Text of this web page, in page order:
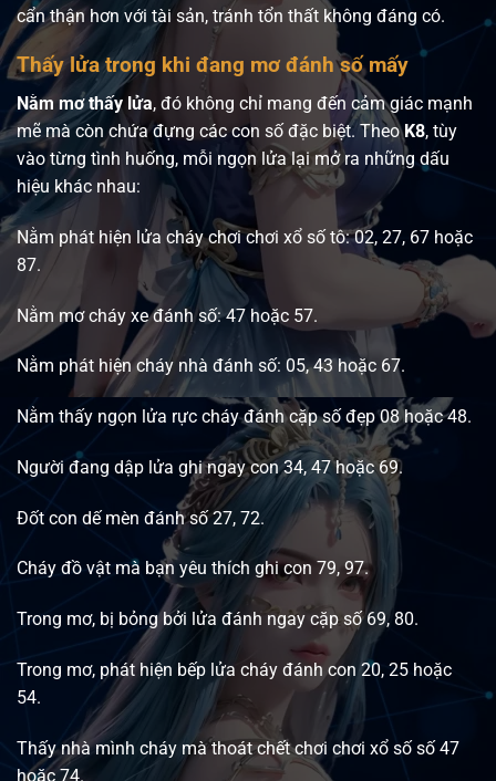
cẩn thận hơn với tài sản, tránh tổn thất không đáng có.
Thấy lửa trong khi đang mơ đánh số mấy
Nằm mơ thấy lửa, đó không chỉ mang đến cảm giác mạnh
mẽ mà còn chứa đựng các con số đặc biệt. TheoK8, tùy
vào từng tình huống, mỗi ngọn lửa lại mở ra những dấu
hiệu khác nhau:
Nằm phát hiện lửa cháy chơi chơi xổ số tô: 02, 27, 67 hoặc
87.
Nằm mơ cháy xe đánh số: 47 hoặc 57.
Nằm phát hiện cháy nhà đánh số: 05, 43 hoặc 67.
Nằm thấy ngọn lửa rực cháy đánh cặp số đẹp 08 hoặc 48.
Người đang dập lửa ghi ngay con 34, 47 hoặc 69.
Đốt con dế mèn đánh số 27, 72.
Cháy đồ vật mà bạn yêu thích ghi con 79, 97.
Trong mơ, bị bỏng bởi lửa đánh ngay cặp số 69, 80.
Trong mơ, phát hiện bếp lửa cháy đánh con 20, 25 hoặc
54.
Thấy nhà mình cháy mà thoát chết chơi chơi xổ số số 47
hoặc 74.